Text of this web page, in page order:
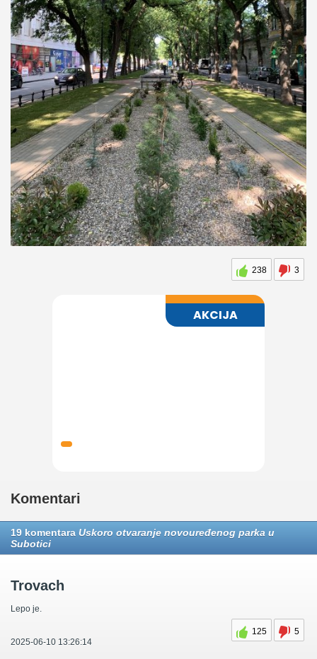
238 3
Komentari
19 komentara Uskoro otvaranje novouređenog parka u
Subotici
Trovach
Lepo je.
125
5
2025-06-10 13:26:14